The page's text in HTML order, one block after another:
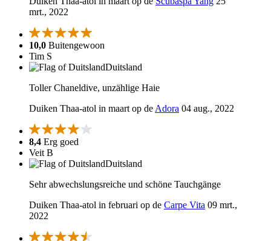
mrt., 2022
10,0 Buitengewoon
Tim S
Duitsland
Toller Chaneldive, unzählige Haie
Duiken Thaa-atol in maart op de Adora 04 aug., 2022
8,4 Erg goed
Veit B
Duitsland
Sehr abwechslungsreiche und schöne Tauchgänge
Duiken Thaa-atol in februari op de Carpe Vita 09 mrt.,
2022